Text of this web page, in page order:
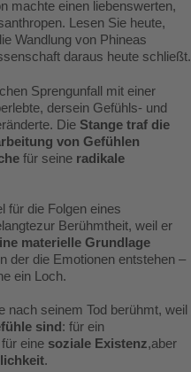
machte einen liebenswerten,
Lesen Sie heute,
Wandlung von Phineas
daraus heute schließt.
Sprengunfall mit einer
dersein Gefühls- und
Die Stange traf die
von Gefühlen
für seine radikale
für die Folgen eines
Berühmtheit, weil er
materielle Grundlage
der die Emotionen entstehen –
ein Loch.
nach seinem Tod berühmt, weil
sind : für ein
für eine soziale Existenz,aber
.